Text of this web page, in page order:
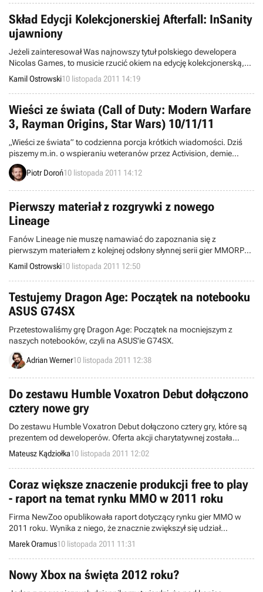
Skład Edycji Kolekcjonerskiej Afterfall: InSanity
ujawniony
Jeżeli zainteresował Was najnowszy tytuł polskiego dewelopera
Nicolas Games, to musicie rzucić okiem na edycję kolekcjonerską,
której skład opublikował dziś polski dystrybutor gry, firma CD Projekt.
Kamil Ostrowski10 listopada 2011 14:19
Wieści ze świata (Call of Duty: Modern Warfare
3, Rayman Origins, Star Wars) 10/11/11
„Wieści ze świata” to codzienna porcja krótkich wiadomości. Dziś
piszemy m.in. o wspieraniu weteranów przez Activision, demie
Rayman Origins oraz tajemniczych domenach dotyczących cyklu
Star Wars.Piotr Doroń10 listopada 2011 14:12
Pierwszy materiał z rozgrywki z nowego
Lineage
Fanów Lineage nie muszę namawiać do zapoznania się z
pierwszym materiałem z kolejnej odsłony słynnej serii gier MMORPG.
Reszta Czytelników też nie pożałuje, jeżeli poświęci piętnaście minut
swojego czasu. Lineage Eternal zapowiada się świetnie.
Kamil Ostrowski10 listopada 2011 12:50
Testujemy Dragon Age: Początek na notebooku
ASUS G74SX
Przetestowaliśmy grę Dragon Age: Początek na mocniejszym z
naszych notebooków, czyli na ASUS'ie G74SX.
Adrian Werner10 listopada 2011 12:38
Do zestawu Humble Voxatron Debut dołączono
cztery nowe gry
Do zestawu Humble Voxatron Debut dołączono cztery gry, które są
prezentem od deweloperów. Oferta akcji charytatywnej została
wzbogacona o następujące tytuły: Gish, Jasper’s Journeys,
Chocolate Castle oraz Zen Puzzle Garden.
Mateusz Kądziołka10 listopada 2011 12:02
Coraz większe znaczenie produkcji free to play
- raport na temat rynku MMO w 2011 roku
Firma NewZoo opublikowała raport dotyczący rynku gier MMO w
2011 roku. Wynika z niego, że znacznie zwiększył się udział
dochodów generowanych przez produkcje oparte na modelu free to
play.
Marek Oramus10 listopada 2011 11:31
Nowy Xbox na święta 2012 roku?